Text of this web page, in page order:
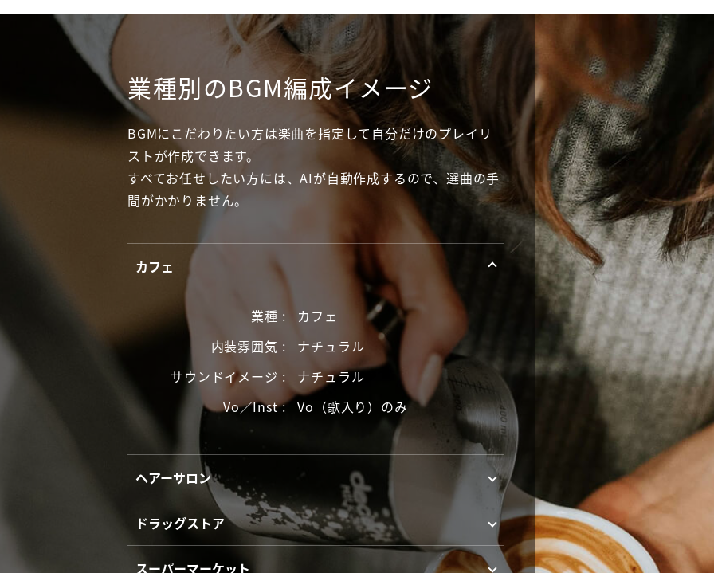
業種別のBGM編成イメージ
BGMにこだわりたい方は楽曲を指定して自分だけのプレイリ
ストが作成できます。
すべてお任せしたい方には、AIが自動作成するので、選曲の手
間がかかりません。
カフェ
業種
カフェ
内装雰囲気
ナチュラル
サウンドイメージ
ナチュラル
Vo／Inst
Vo（歌入り）のみ
ヘアーサロン
ドラッグストア
スーパーマーケット